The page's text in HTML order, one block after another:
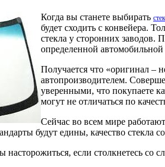
Когда вы станете выбирать
будет сходить с конвейера.
стекла у сторонних заводов.
определенной
Получается что «оригинал –
автопроизводителем.
уверенными, что покупаете
могут не отличаться по
Сейчас во всем мире
будут едины, качество стекла
если столкнетесь со